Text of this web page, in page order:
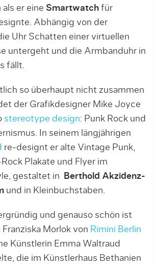
er eine Smartwatch für
Abhängig von der
Uhr Schatten einer virtuellen
untergeht und die Armbanduhr in
fällt.
so überhaupt nicht zusammen
der Grafikdesigner Mike Joyce
stereotype design: Punk Rock und
In seinem längjährigen
re-designt er alte Vintage Punk,
Plakate und Flyer im
gestaltet in
Berthold Akzidenz-
und in Kleinbuchstaben.
und genauso schön ist
Morlok von Rimini Berlin
Künstlerin Emma Waltraud
die im Künstlerhaus Bethanien